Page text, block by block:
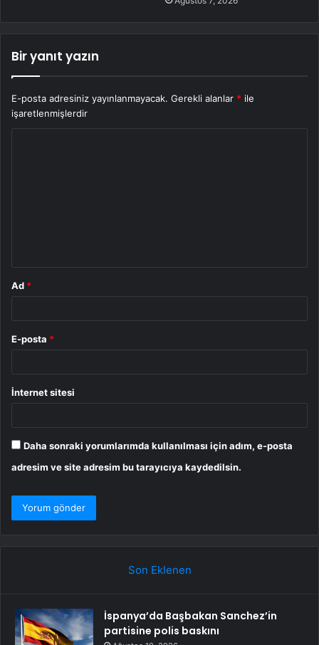
Bir yanıt yazın
E-posta adresiniz yayınlanmayacak. Gerekli alanlar * ile
işaretlenmişlerdir
Ad *
E-posta *
İnternet sitesi
Daha sonraki yorumlarımda kullanılması için adım, e-posta
adresim ve site adresim bu tarayıcıya kaydedilsin.
Son Eklenen
İspanya’da Başbakan Sanchez’in
partisine polis baskını